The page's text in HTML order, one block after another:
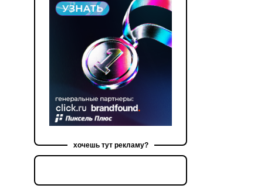
хочешь тут рекламу?